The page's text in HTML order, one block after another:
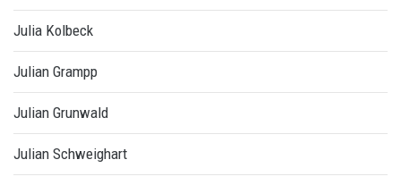
Julia Kolbeck
Julian Grampp
Julian Grunwald
Julian Schweighart